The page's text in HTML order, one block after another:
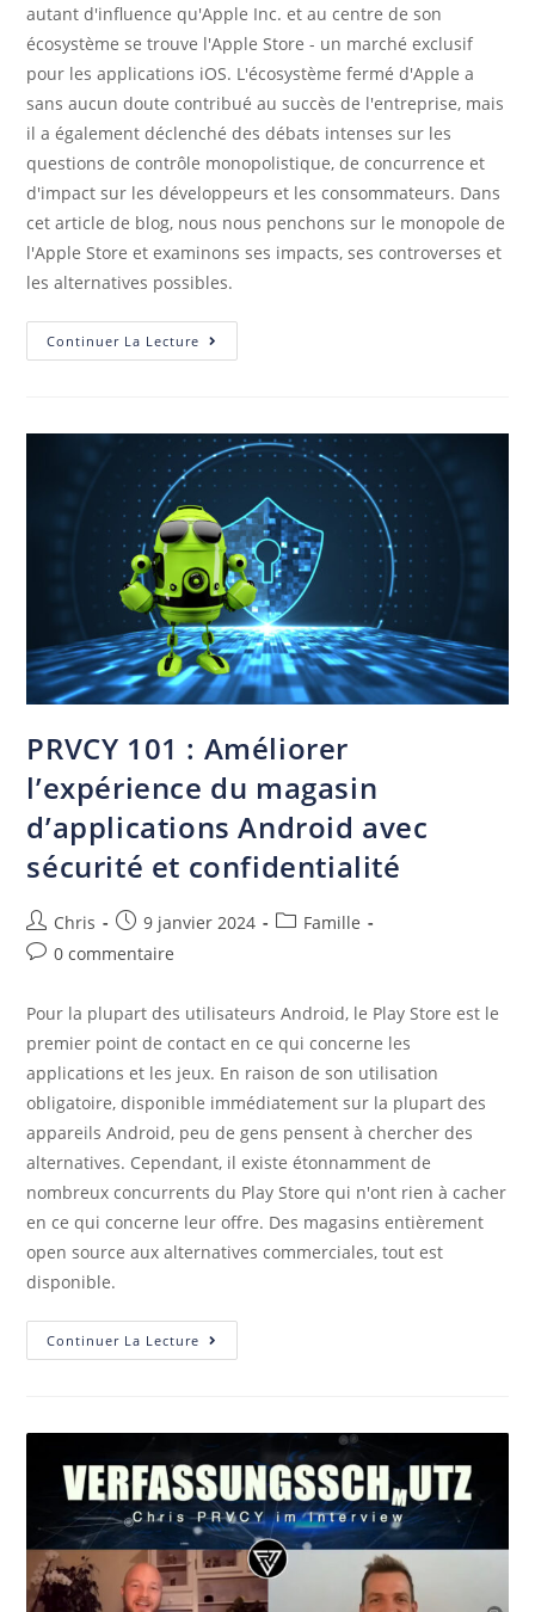
autant d'influence qu'Apple Inc. et au centre de son
écosystème se trouve l'Apple Store - un marché exclusif
pour les applications iOS. L'écosystème fermé d'Apple a
sans aucun doute contribué au succès de l'entreprise, mais
il a également déclenché des débats intenses sur les
questions de contrôle monopolistique, de concurrence et
d'impact sur les développeurs et les consommateurs. Dans
cet article de blog, nous nous penchons sur le monopole de
l'Apple Store et examinons ses impacts, ses controverses et
les alternatives possibles.
Continuer La Lecture
PRVCY 101 : Améliorer
l’expérience du magasin
d’applications Android avec
sécurité et confidentialité
Chris 9 janvier 2024
Famille
0 commentaire
Pour la plupart des utilisateurs Android, le Play Store est le
premier point de contact en ce qui concerne les
applications et les jeux. En raison de son utilisation
obligatoire, disponible immédiatement sur la plupart des
appareils Android, peu de gens pensent à chercher des
alternatives. Cependant, il existe étonnamment de
nombreux concurrents du Play Store qui n'ont rien à cacher
en ce qui concerne leur offre. Des magasins entièrement
open source aux alternatives commerciales, tout est
disponible.
Continuer La Lecture